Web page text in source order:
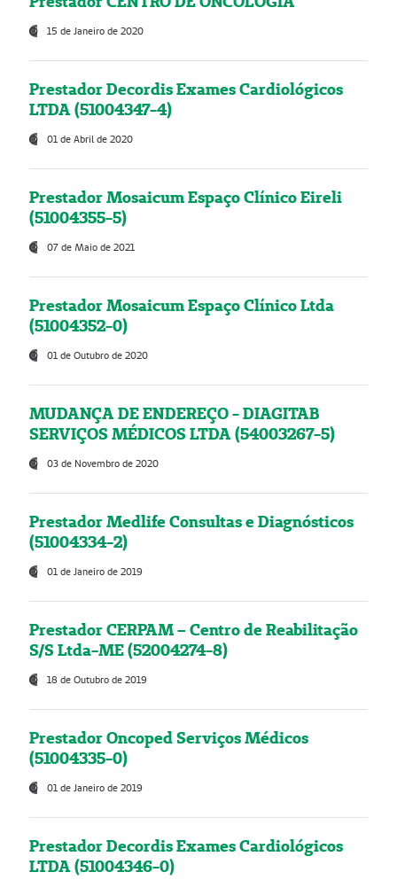
15 de Janeiro de 2020
Prestador Decordis Exames Cardiológicos
LTDA (51004347-4)
01 de Abril de 2020
Prestador Mosaicum Espaço Clínico Eireli
(51004355-5)
07 de Maio de 2021
Prestador Mosaicum Espaço Clínico Ltda
(51004352-0)
01 de Outubro de 2020
MUDANÇA DE ENDEREÇO - DIAGITAB
SERVIÇOS MÉDICOS LTDA (54003267-5)
03 de Novembro de 2020
Prestador Medlife Consultas e Diagnósticos
(51004334-2)
01 de Janeiro de 2019
Prestador CERPAM – Centro de Reabilitação
S/S Ltda-ME (52004274-8)
18 de Outubro de 2019
Prestador Oncoped Serviços Médicos
(51004335-0)
01 de Janeiro de 2019
Prestador Decordis Exames Cardiológicos
LTDA (51004346-0)